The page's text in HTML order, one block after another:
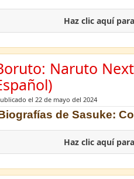
Haz clic aquí
Naruto
el 22 de mayo del 2024
de Sasuke:
Haz clic aquí